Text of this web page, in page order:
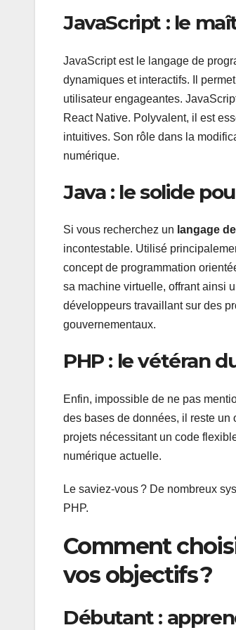
JavaScript : le
JavaScript est le langage de
dynamiques et interactifs. Il
utilisateur engageantes.
React Native. Polyvalent, il est
intuitives. Son rôle dans la
numérique.
Java : le solide
Si vous recherchez un langage
incontestable. Utilisé
concept de programmation
sa machine virtuelle, offrant ainsi
développeurs travaillant sur des
gouvernementaux.
PHP : le vétéran
Enfin, impossible de ne pas
des bases de données, il reste un
projets nécessitant un code
numérique actuelle.
Le saviez-vous ? De nombreux
PHP.
Comment
vos objectifs ?
Débutant :